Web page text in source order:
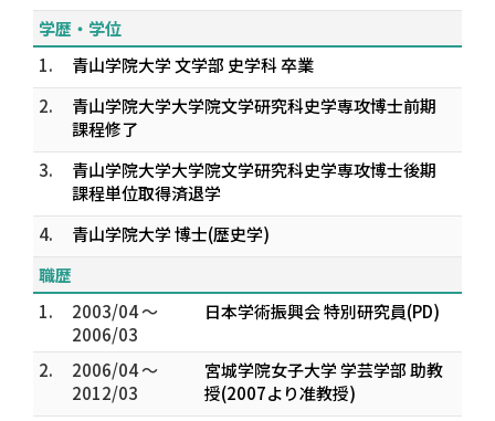
学歴・学位
1.
青山学院大学 文学部 史学科 卒業
2.
青山学院大学大学院文学研究科史学専攻博士前期
課程修了
3.
青山学院大学大学院文学研究科史学専攻博士後期
課程単位取得済退学
4.
青山学院大学 博士(歴史学)
職歴
1.
2003/04 ～
2006/03
日本学術振興会 特別研究員(PD)
2.
2006/04 ～
2012/03
宮城学院女子大学 学芸学部 助教
授(2007より准教授)